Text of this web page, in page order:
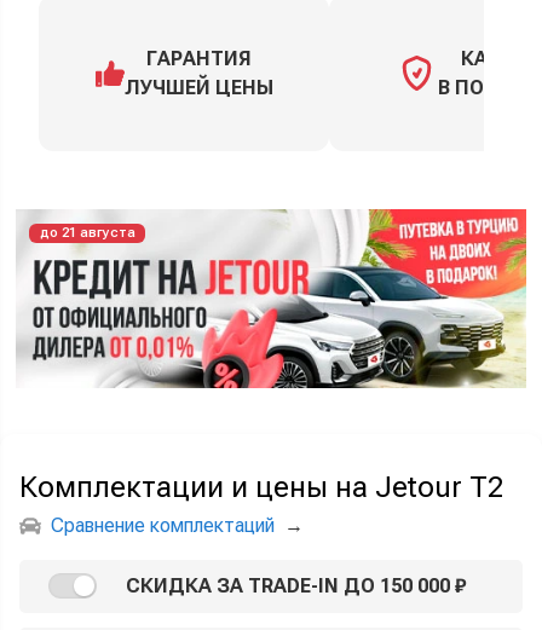
ГАРАНТИЯ
ЛУЧШЕЙ ЦЕНЫ
КАСКО
В
до 21 августа
Комплектации и цены на Jetour T2
Сравнение комплектаций →
СКИДКА ЗА TRADE-IN ДО 150 000 ₽